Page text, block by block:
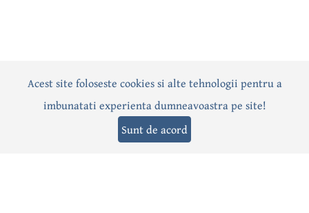
ActualitatePoliticăSocialEvenimentInterviuri
Editorial Sport Anunțuri
Acest site foloseste cookies si alte tehnologii pentru a
imbunatati experienta dumneavoastra pe site!
Sunt de acord